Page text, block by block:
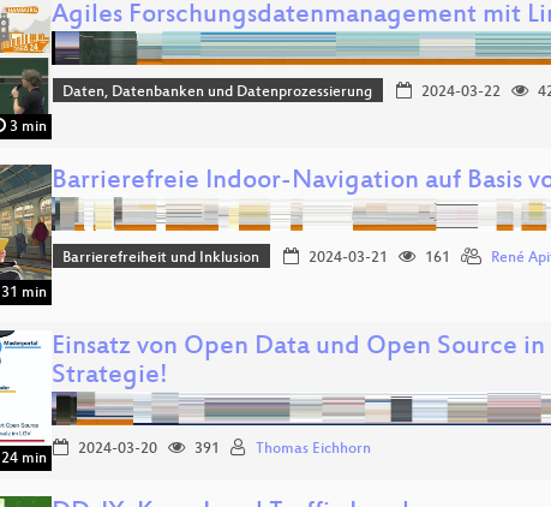
3 min
Agiles Forschungsdatenmanagement mit
Daten, Datenbanken und Datenprozessierung 2024-03-22
31 min
Barrierefreie Indoor-Navigation auf Basis
Barrierefreiheit und Inklusion 2024-03-21 161 René
24 min
Einsatz von Open Data und Open Source
Strategie!
2024-03-20 391 Thomas Eichhorn